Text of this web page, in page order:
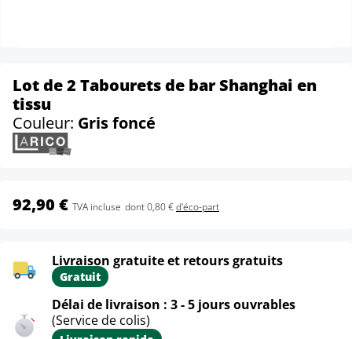
Lot de 2 Tabourets de bar Shanghai en
tissu
Couleur: Gris foncé
92,90 € TVA incluse dont 0,80 €d'éco-part
Livraison gratuite et retours gratuits
Gratuit
Délai de livraison : 3 - 5 jours ouvrables
(Service de colis)